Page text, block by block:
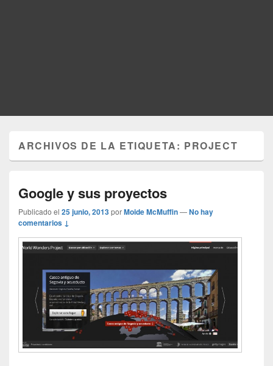
ARCHIVOS DE LA ETIQUETA: PROJECT
Google y sus proyectos
Publicado el 25 junio, 2013porMoide McMuffin—No hay
comentarios ↓